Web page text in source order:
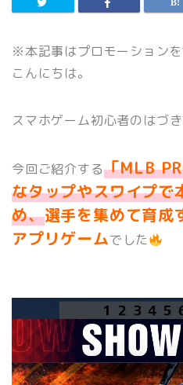
※本記事はプロモーションを
こんにちは。
スマホゲーム初心者のはづ
今回ご紹介する「MLB
なタップやスワイプで
め、選手を集めて育成
アプリゲームでした